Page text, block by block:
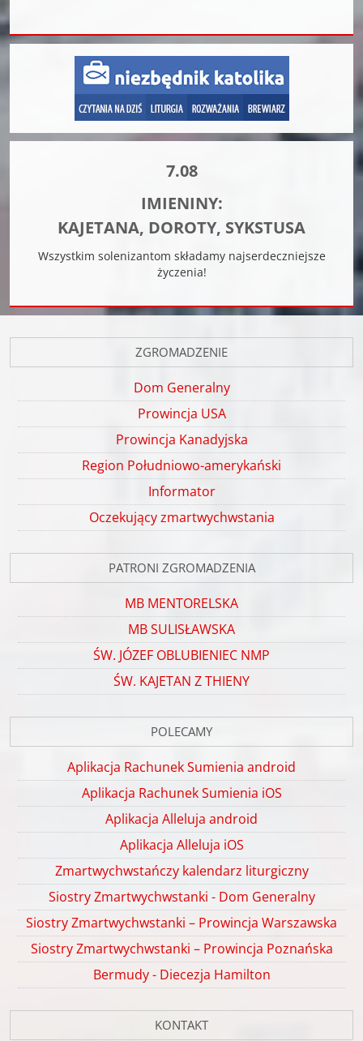
7.08
IMIENINY:
KAJETANA, DOROTY, SYKSTUSA
Wszystkim solenizantom składamy najserdeczniejsze
życzenia!
ZGROMADZENIE
Dom Generalny
Prowincja USA
Prowincja Kanadyjska
Region Południowo-amerykański
Informator
Oczekujący zmartwychwstania
PATRONI ZGROMADZENIA
MB MENTORELSKA
MB SULISŁAWSKA
ŚW. JÓZEF OBLUBIENIEC NMP
ŚW. KAJETAN Z THIENY
POLECAMY
Aplikacja Rachunek Sumienia android
Aplikacja Rachunek Sumienia iOS
Aplikacja Alleluja android
Aplikacja Alleluja iOS
Zmartwychwstańczy kalendarz liturgiczny
Siostry Zmartwychwstanki - Dom Generalny
Siostry Zmartwychwstanki – Prowincja Warszawska
Siostry Zmartwychwstanki – Prowincja Poznańska
Bermudy - Diecezja Hamilton
KONTAKT